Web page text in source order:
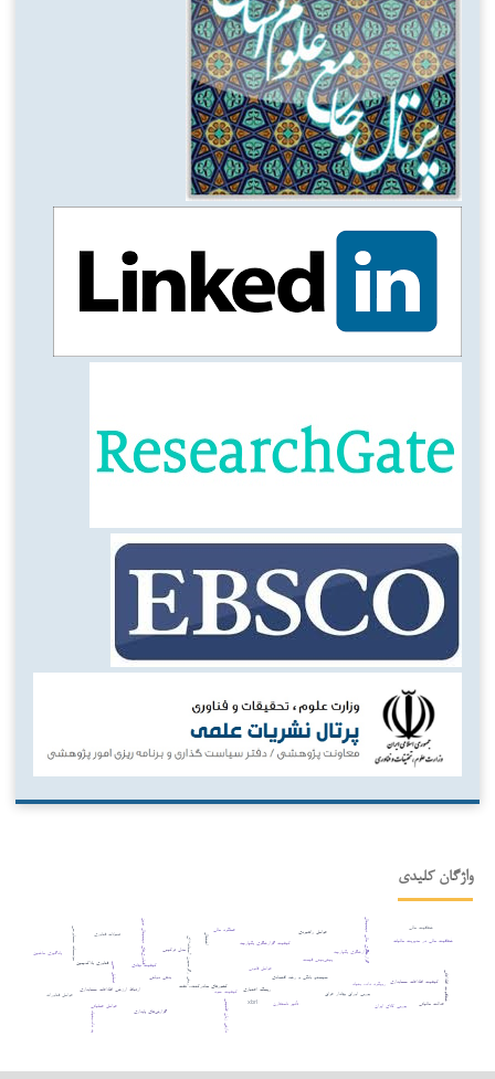
واژگان کلیدی
بدهی دولتی روش رگرسیون آستانه¬ای اشتغال
کشورهای صادرکننده نفت
کیفیت نهادی
ریسک اعتباری
سیستم بانکی و رشد اقتصادی
گزارشگری یکپارچه
کیفیت گزارشگری یکپارچه
عملکرد مالی
ارتباط ارزشی اطلاعات حسابداری کیفیت سود بورس اوراق بهادار عراق
گزارش‌های پایداری
تأثیر نامتقارن
فناوری‌های دیجیتال نوین تحولات فناوری مؤسسات حسابرسی
رویکرد داده بنیاد
بورس کالای ایران پردازش زبان طبیعی
تحلیل حس
پیش‌بینی قیمت
مدل ترکیبی
یادگیری ماشین
شفافیت مالی در مدیریت مالیات
عوامل فناورانه
عوامل قانونی
عوامل عملیاتی
عوامل راهبردی گزارشگری مالی دیجیتال
xbrl
کیفیت اطلاعات حسابداری شفافیت اطلاعاتی
نظریه داده‌بنیاد
فناوری بلاک‌چین
شفافیت مالی
عدالت مالیاتی